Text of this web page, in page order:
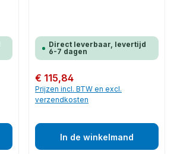
Direct leverbaar, levertijd
6-7 dagen
Normale prijs:
€ 115,84
Prijzen incl. BTW en excl.
verzendkosten
In de winkelmand